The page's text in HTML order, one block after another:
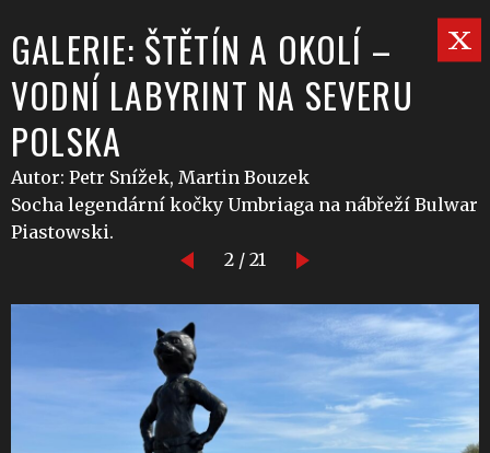
GALERIE: ŠTĚTÍN A OKOLÍ –
VODNÍ LABYRINT NA SEVERU
POLSKA
Autor: Petr Snížek, Martin Bouzek
Socha legendární kočky Umbriaga na nábřeží Bulwar
Piastowski.
2 / 21